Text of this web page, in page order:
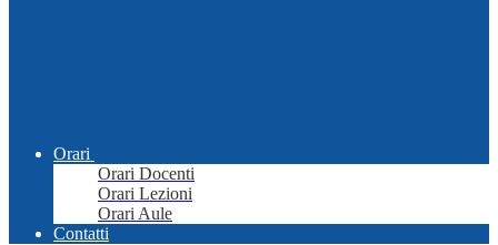
Orari
Orari Docenti
Orari Lezioni
Orari Aule
Contatti